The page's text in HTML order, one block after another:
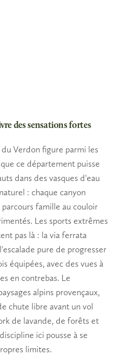
des sensations fortes
Verdon figure parmi les
ce département puisse
dans des vasques d'eau
: chaque canyon
famille au couloir
Les sports extrêmes
pas là : la via ferrata
pure de progresser
équipées, avec des vues à
en contrebas. Le
alpins provençaux,
chute libre avant un vol
de lavande, de forêts et
ici pousse à se
limites.